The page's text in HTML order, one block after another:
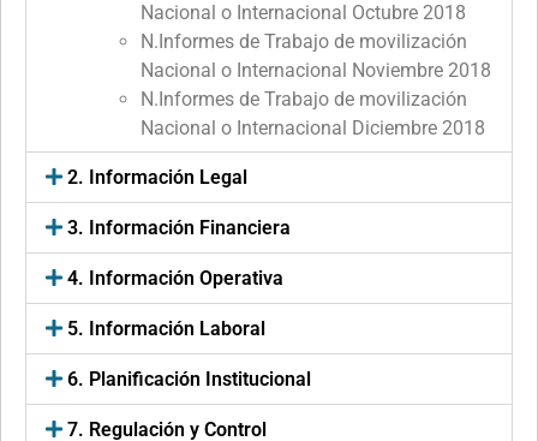
Nacional o Internacional Octubre 2018
N.Informes de Trabajo de movilización
Nacional o Internacional Noviembre 2018
N.Informes de Trabajo de movilización
Nacional o Internacional Diciembre 2018
2. Información Legal
3. Información Financiera
4. Información Operativa
5. Información Laboral
6. Planificación Institucional
7. Regulación y Control